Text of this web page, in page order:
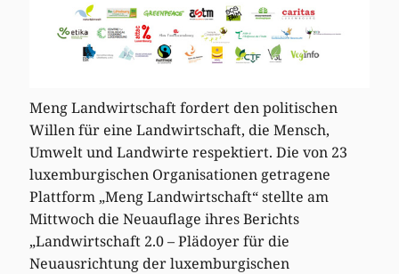
Meng Landwirtschaft fordert den politischen
Willen für eine Landwirtschaft, die Mensch,
Umwelt und Landwirte respektiert. Die von 23
luxemburgischen Organisationen getragene
Plattform „Meng Landwirtschaft“ stellte am
Mittwoch die Neuauflage ihres Berichts
„Landwirtschaft 2.0 – Plädoyer für die
Neuausrichtung der luxemburgischen